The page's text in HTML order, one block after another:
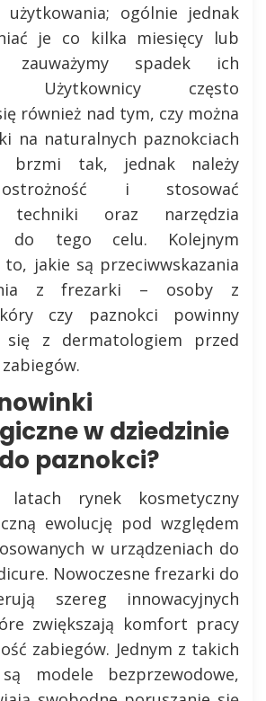
użytkowania; ogólnie jednak
je co kilka miesięcy lub
spadek ich
Użytkownicy często
również nad tym, czy można
na naturalnych paznokciach
brzmi tak, jednak należy
i stosować
techniki oraz narzędzia
do tego celu. Kolejnym
jakie są przeciwwskazania
z frezarki – osoby z
czy paznokci powinny
się z dermatologiem przed
w dziedzinie
paznokci?
rynek kosmetyczny
ewolucję pod względem
w urządzeniach do
Nowoczesne frezarki do
szereg innowacyjnych
zwiększają komfort pracy
zabiegów. Jednym z takich
modele bezprzewodowe,